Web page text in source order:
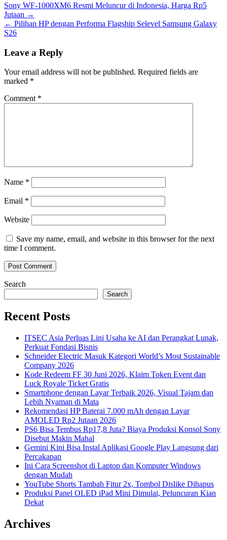
Post
navigation
Sony WF-1000XM6 Resmi Meluncur di Indonesia, Harga Rp5
Jutaan →
← Pilihan HP dengan Performa Flagship Selevel Samsung Galaxy
S26
Leave a Reply
Your email address will not be published. Required fields are
marked *
Comment *
Name *
Email *
Website
Save my name, email, and website in this browser for the next
time I comment.
Search
Search
Recent Posts
ITSEC Asia Perluas Lini Usaha ke AI dan Perangkat Lunak,
Perkuat Fondasi Bisnis
Schneider Electric Masuk Kategori World’s Most Sustainable
Company 2026
Kode Redeem FF 30 Juni 2026, Klaim Token Event dan
Luck Royale Ticket Gratis
Smartphone dengan Layar Terbaik 2026, Visual Tajam dan
Lebih Nyaman di Mata
Rekomendasi HP Baterai 7.000 mAh dengan Layar
AMOLED Rp2 Jutaan 2026
PS6 Bisa Tembus Rp17,8 Juta? Biaya Produksi Konsol Sony
Disebut Makin Mahal
Gemini Kini Bisa Instal Aplikasi Google Play Langsung dari
Percakapan
Ini Cara Screenshot di Laptop dan Komputer Windows
dengan Mudah
YouTube Shorts Tambah Fitur 2x, Tombol Dislike Dihapus
Produksi Panel OLED iPad Mini Dimulai, Peluncuran Kian
Dekat
Archives